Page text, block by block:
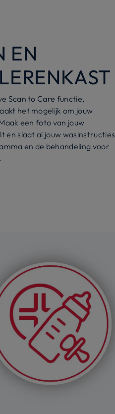
EN
Scan to Care functie,
het mogelijk om jouw
een foto van jouw
en slaat al jouw wasinstructies
en de behandeling voor